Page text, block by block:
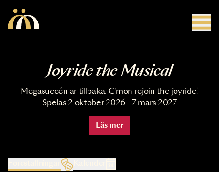
Joyride the Musical
Megasuccén är tillbaka. C'mon rejoin the joyride!
Spelas 2 oktober 2026 - 7 mars 2027
Läs mer
Kalender